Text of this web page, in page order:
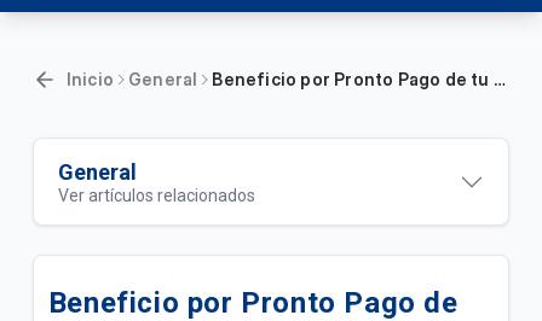
Inicio General Beneficio por Pronto Pago de tu servicio Residencial
General
Ver artículos relacionados
Nueva Tarjeta de Crédito Tigo & Banco Cuscatlán
Actualización de cuenta de facturación por
Beneficio por Pronto Pago de